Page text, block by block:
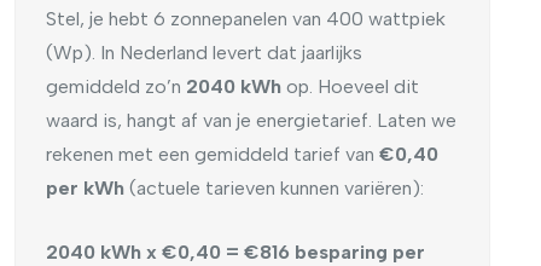
Stel, je hebt 6 zonnepanelen van 400 wattpiek
(Wp). In Nederland levert dat jaarlijks
gemiddeld zo’n 2040 kWh op. Hoeveel dit
waard is, hangt af van je energietarief. Laten we
rekenen met een gemiddeld tarief van €0,40
per kWh (actuele tarieven kunnen variëren):
2040 kWh x €0,40 = €816 besparing per